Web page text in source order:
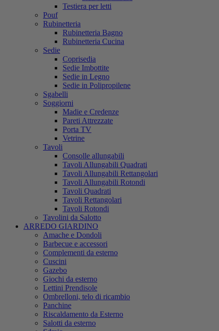
Testiera per letti
Pouf
Rubinetteria
Rubinetteria Bagno
Rubinetteria Cucina
Sedie
Coprisedia
Sedie Imbottite
Sedie in Legno
Sedie in Polipropilene
Sgabelli
Soggiorni
Madie e Credenze
Pareti Attrezzate
Porta TV
Vetrine
Tavoli
Consolle allungabili
Tavoli Allungabili Quadrati
Tavoli Allungabili Rettangolari
Tavoli Allungabili Rotondi
Tavoli Quadrati
Tavoli Rettangolari
Tavoli Rotondi
Tavolini da Salotto
ARREDO GIARDINO
Amache e Dondoli
Barbecue e accessori
Complementi da esterno
Cuscini
Gazebo
Giochi da esterno
Lettini Prendisole
Ombrelloni, telo di ricambio
Panchine
Riscaldamento da Esterno
Salotti da esterno